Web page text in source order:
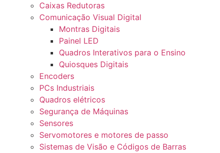
Caixas Redutoras
Comunicação Visual Digital
Montras Digitais
Painel LED
Quadros Interativos para o Ensino
Quiosques Digitais
Encoders
PCs Industriais
Quadros elétricos
Segurança de Máquinas
Sensores
Servomotores e motores de passo
Sistemas de Visão e Códigos de Barras